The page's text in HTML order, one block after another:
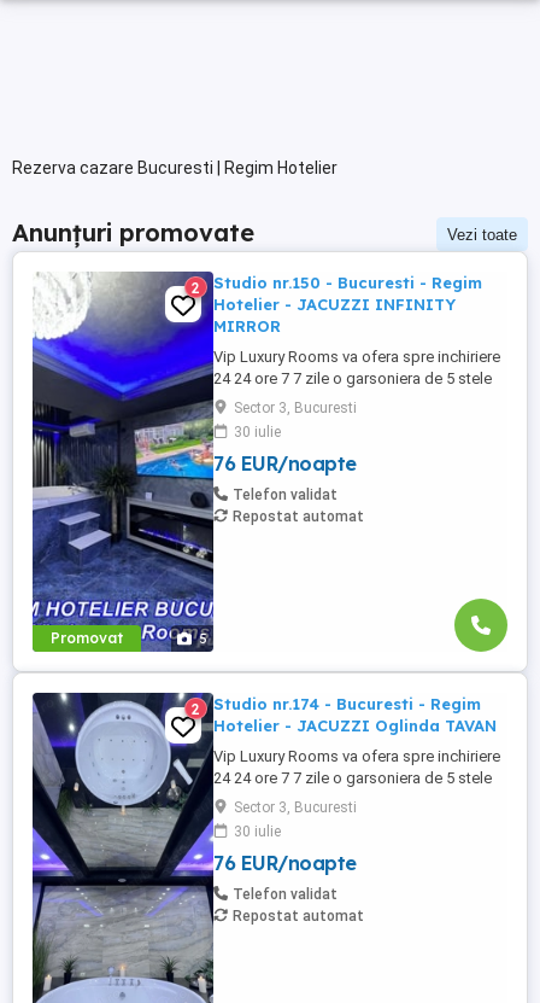
Rezerva cazare Bucuresti | Regim Hotelier
Anunțuri promovate Vezi toate
Promovat 5
2
Studio nr.150 - Bucuresti - Regim
Hotelier - JACUZZI INFINITY
MIRROR
Vip Luxury Rooms va ofera spre inchiriere
24 24 ore 7 7 zile o garsoniera de 5 stele
Luxoase cu un desing unic si deosebit in
Sector 3 Bucuresti . Garsoniera se alfa in
Complex Rezidential Nou . Acces Bariera
Monitorizare Video in Complex ( de la
Politia Locala Sector 3 ) Loc de parcare
PRIVAT in complex ...
Sector 3, Bucuresti
30 iulie
76 EUR/noapte
Telefon validat
Repostat automat
2
Studio nr.174 - Bucuresti - Regim
Hotelier - JACUZZI Oglinda TAVAN
Vip Luxury Rooms va ofera spre inchiriere
24 24 ore 7 7 zile o garsoniera de 5 stele
Luxoase cu un desing unic si deosebit in
Sector 3 Bucuresti . Garsoniera se alfa in
Complex Rezidential Nou . Acces Bariera
Monitorizare Video in Complex ( de la
Politia Locala Sector 3 ) Loc de parcare
PRIVAT in complex ...
Sector 3, Bucuresti
30 iulie
76 EUR/noapte
Telefon validat
Repostat automat